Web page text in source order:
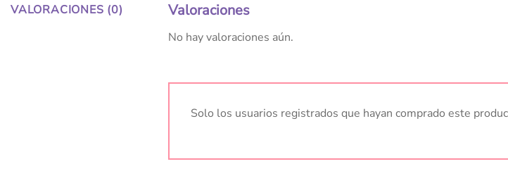
VALORACIONES (0) Valoraciones
No hay valoraciones aún.
Solo los usuarios registrados que hayan comprado este